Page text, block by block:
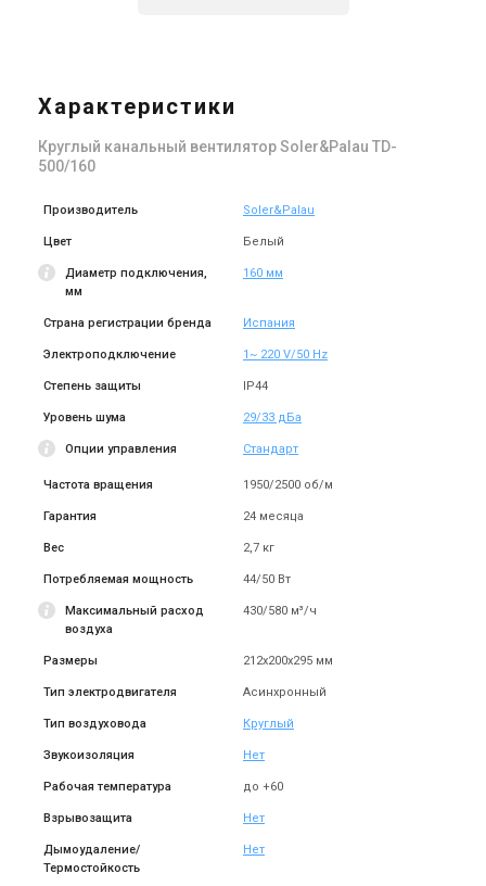
Цена
14 120 грн
Купить Купить
Испания
Канальный вентилятор
96 317 грн
Купить
Испания
Канальный вентилятор
74 145 грн
Купить
Soler&Palau TD-2000/315
Цена
Soler&Palau TD-1300/250
Цена
Под заказ Оставить отзыв Под заказ
Характеристики
Круглый канальный вентилятор Soler&Palau TD-
500/160
Производитель Soler&Palau
Цвет Белый
Диаметр подключения,
мм
160 мм
Страна регистрации бренда Испания
Электроподключение 1~ 220 V/50 Hz
Степень защиты IP44
Уровень шума 29/33 дБа
Опции управления Стандарт
Частота вращения 1950/2500 об/м
Гарантия 24 месяца
Вес 2,7 кг
Потребляемая мощность 44/50 Вт
Максимальный расход
воздуха
430/580 м³/ч
Размеры 212x200x295 мм
Тип электродвигателя Асинхронный
Тип воздуховода Круглый
Звукоизоляция Нет
Рабочая температура до +60
Взрывозащита Нет
Дымоудаление/
Термостойкость
Нет